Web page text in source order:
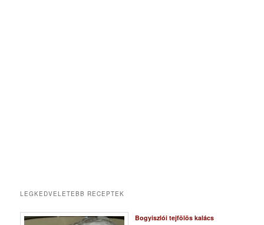
LEGKEDVELETEBB RECEPTEK
Bogyiszlói tejfölös kalács